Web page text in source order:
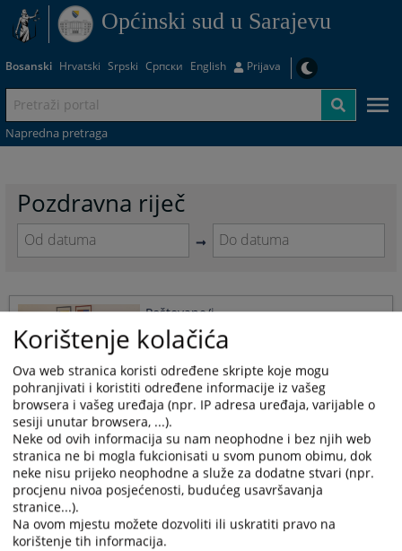
Općinski sud u Sarajevu
Bosanski Hrvatski Srpski Српски English Prijava
Napredna pretraga
Pozdravna riječ
to
interact
with
the
calendar
and
select
a
date.
Press
the
question
mark
key
to
to
interact
with
the
calendar
and
select
date.
Press
the
question
mark
key
Poštovane/i,
17.10.2022.
1 - 1 / 1
1
Korištenje kolačića
Ova web stranica koristi određene skripte koje mogu
pohranjivati i koristiti određene informacije iz vašeg
browsera i vašeg uređaja (npr. IP adresa uređaja, varijable o
sesiji unutar browsera, ...).
Neke od ovih informacija su nam neophodne i bez njih web
stranica ne bi mogla fukcionisati u svom punom obimu, dok
neke nisu prijeko neophodne a služe za dodatne stvari (npr.
procjenu nivoa posjećenosti, budućeg usavršavanja
stranice...).
Na ovom mjestu možete dozvoliti ili uskratiti pravo na
korištenje tih informacija.